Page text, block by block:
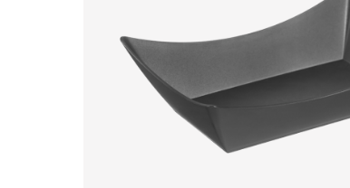
Coffrets À Partager